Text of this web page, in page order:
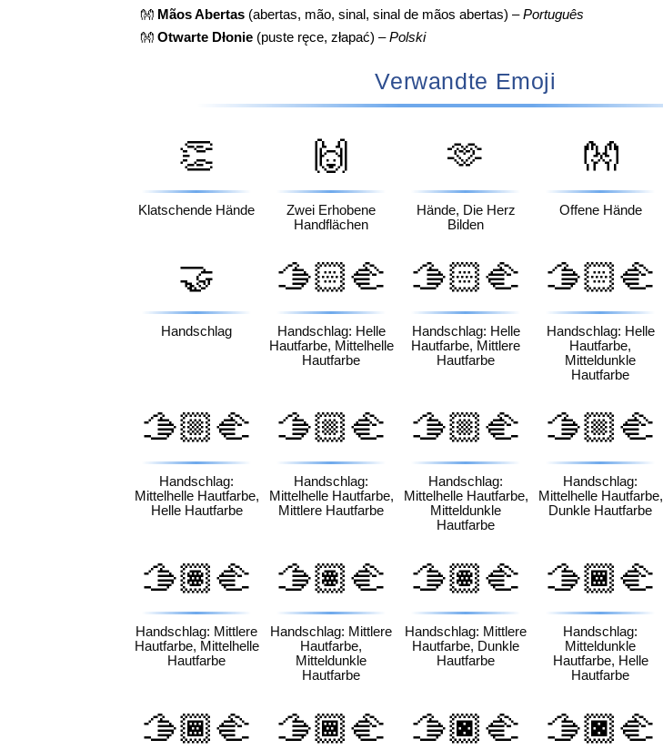
👐 Mãos Abertas(abertas, mão, sinal, sinal de mãos abertas) –Português
👐 Otwarte Dłonie(puste ręce, złapać) –Polski
Verwandte Emoji
👏
Klatschende Hände
🙌
Zwei Erhobene
Handflächen
🫶
Hände, Die Herz
Bilden
👐
Offene Hände
🤝
Handschlag
🫱🏻‍🫲
🏼
Handschlag: Helle
Hautfarbe, Mittelhelle
Hautfarbe
🫱🏻‍🫲
🏽
Handschlag: Helle
Hautfarbe, Mittlere
Hautfarbe
🫱🏻‍🫲
🏾
Handschlag: Helle
Hautfarbe,
Mitteldunkle
Hautfarbe
🫱🏼‍🫲
🏻
Handschlag:
Mittelhelle Hautfarbe,
Helle Hautfarbe
🫱🏼‍🫲
🏽
Handschlag:
Mittelhelle Hautfarbe,
Mittlere Hautfarbe
🫱🏼‍🫲
🏾
Handschlag:
Mittelhelle Hautfarbe,
Mitteldunkle
Hautfarbe
🫱🏼‍🫲
🏿
Handschlag:
Mittelhelle Hautfarbe,
Dunkle Hautfarbe
🫱🏽‍🫲
🏼
Handschlag: Mittlere
Hautfarbe, Mittelhelle
Hautfarbe
🫱🏽‍🫲
🏾
Handschlag: Mittlere
Hautfarbe,
Mitteldunkle
Hautfarbe
🫱🏽‍🫲
🏿
Handschlag: Mittlere
Hautfarbe, Dunkle
Hautfarbe
🫱🏾‍🫲
🏻
Handschlag:
Mitteldunkle
Hautfarbe, Helle
Hautfarbe
🫱🏾‍🫲 🫱🏾‍🫲 🫱🏿‍🫲 🫱🏿‍🫲